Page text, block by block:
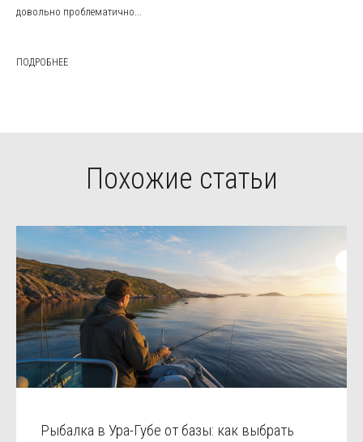
довольно проблематично...
ПОДРОБНЕЕ
Похожие статьи
Рыбалка в Ура-Губе от базы: как выбрать